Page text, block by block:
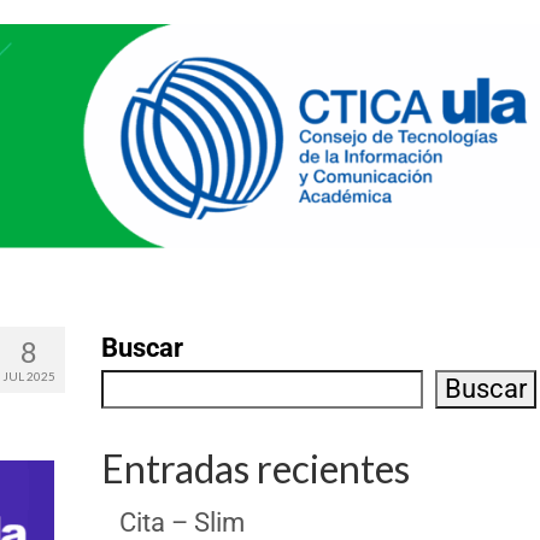
8
JUL 2025
Buscar
Buscar
Entradas recientes
Cita – Slim